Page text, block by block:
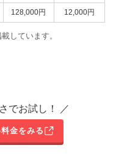
128,000円 12,000円
しています。
でお試し！ ／
金をみる